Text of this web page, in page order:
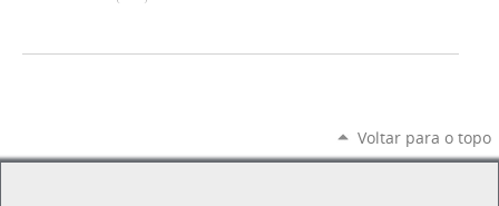
Voltar para o topo